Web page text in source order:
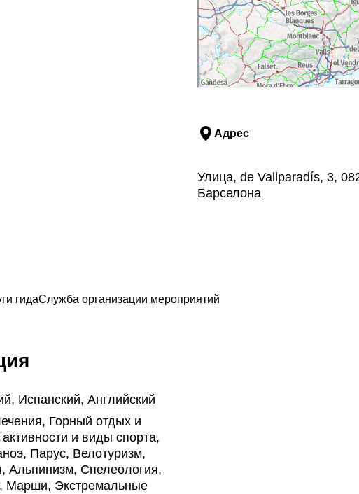
Адрес
Улица, de Vallparadís, 3,
Барселона
гидаСлужба организации мероприятий
Испанский, Английский
Горный отдых и
и виды спорта,
Парус, Велотуризм,
Альпинизм, Спелеология,
Марши, Экстремальные